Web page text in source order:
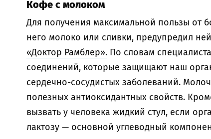
Кофе с молоком
Для получения максимальной пользы от
него молоко или сливки, предупредил
«Доктор Рамблер». По словам
соединений, которые защищают наш
сердечно-сосудистых заболеваний.
полезных антиоксидантных свойств.
вызвать у человека жидкий стул, если
лактозу — основной углеводный